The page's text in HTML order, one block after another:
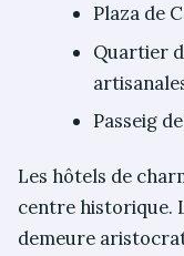
Plaza de
Quartier
Passeig
Les hôtels de
centre historique.
demeure